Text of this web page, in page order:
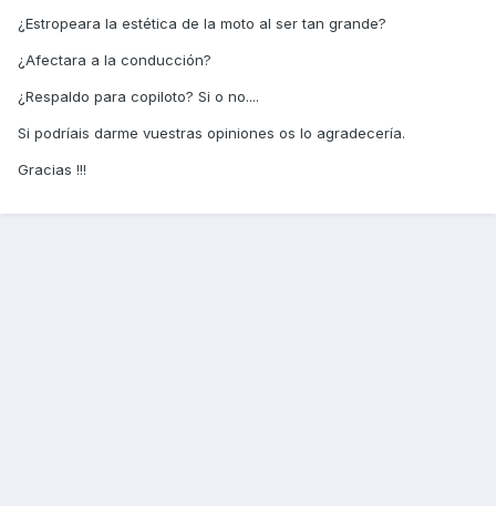
¿Estropeara la estética de la moto al ser tan grande?
¿Afectara a la conducción?
¿Respaldo para copiloto? Si o no....
Si podríais darme vuestras opiniones os lo agradecería.
Gracias !!!